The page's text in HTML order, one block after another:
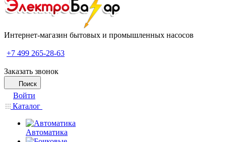
Интернет-магазин бытовых и промышленных насосов
+7 499 265-28-63
Заказать звонок
Поиск
Войти
Каталог
Автоматика